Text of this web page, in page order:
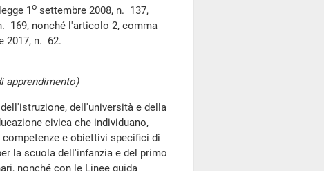
1o settembre 2008, n. 137,
169, nonché l'articolo 2, comma
2017, n. 62.
apprendimento)
dell'università e della
civica che individuano,
e obiettivi specifici di
la scuola dell'infanzia e del primo
nonché con le Linee guida